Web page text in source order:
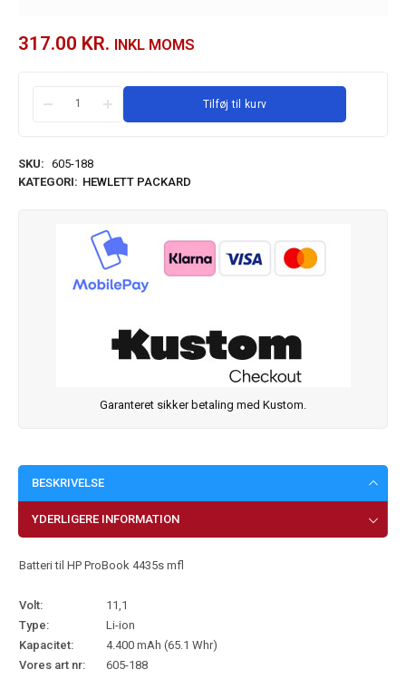
317.00 KR. INKL MOMS
Tilføj til kurv
SKU: 605-188
KATEGORI: HEWLETT PACKARD
Garanteret sikker betaling med Kustom.
BESKRIVELSE
YDERLIGERE INFORMATION
Batteri til HP ProBook 4435s mfl
Volt:
11,1
Type:
Li-ion
Kapacitet:
4.400 mAh (65.1 Whr)
Vores art nr:
605-188